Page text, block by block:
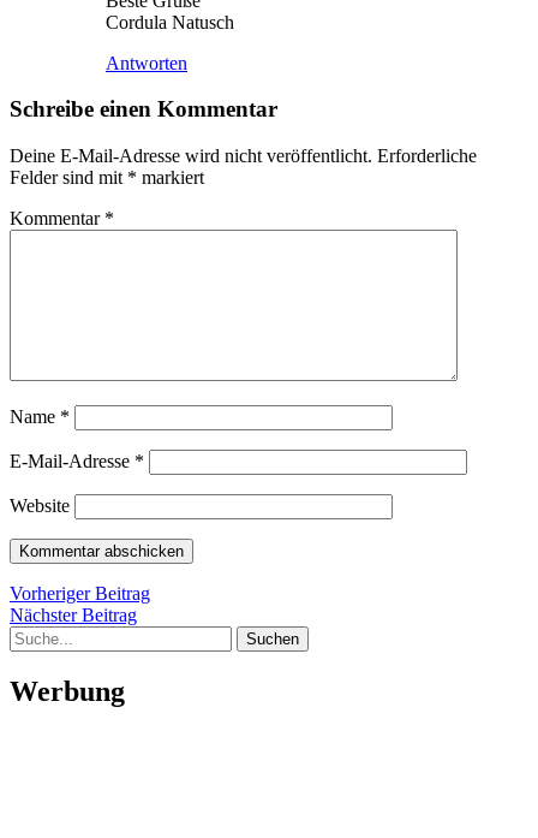
Cordula Natusch
Antworten
Schreibe einen Kommentar
Deine E-Mail-Adresse wird nicht veröffentlicht. Erforderliche
Felder sind mit * markiert
Kommentar *
Name *
E-Mail-Adresse *
Website
Beitragsnavigation
Vorheriger BeitragVorheriger
Nächster BeitragNächster
Suche
Werbung